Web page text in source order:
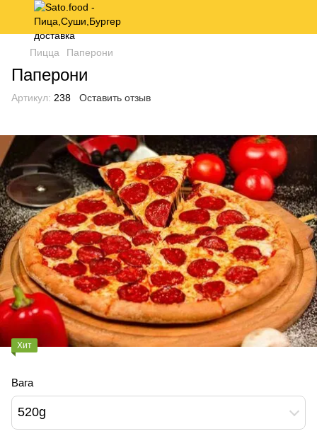
Пицца Паперони
Паперони
Артикул: 238 Оставить отзыв
Хит
Вага
520g